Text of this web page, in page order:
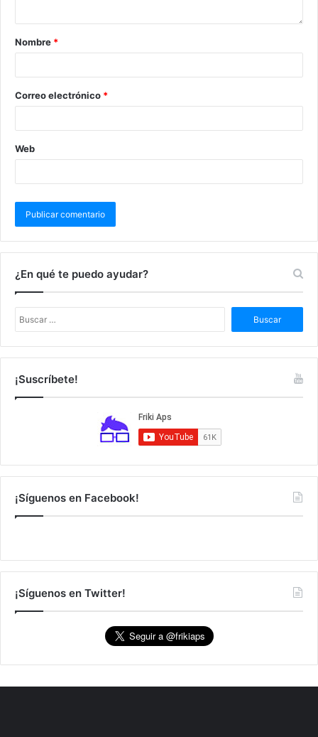
Nombre *
Correo electrónico *
Web
¿En qué te puedo ayudar?
s
c
¡Suscríbete!
¡Síguenos en Facebook!
¡Síguenos en Twitter!